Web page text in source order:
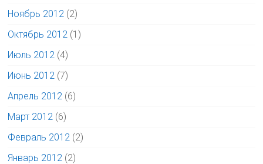
Ноябрь 2012 (2)
Октябрь 2012 (1)
Июль 2012 (4)
Июнь 2012 (7)
Апрель 2012 (6)
Март 2012 (6)
Февраль 2012 (2)
Январь 2012 (2)